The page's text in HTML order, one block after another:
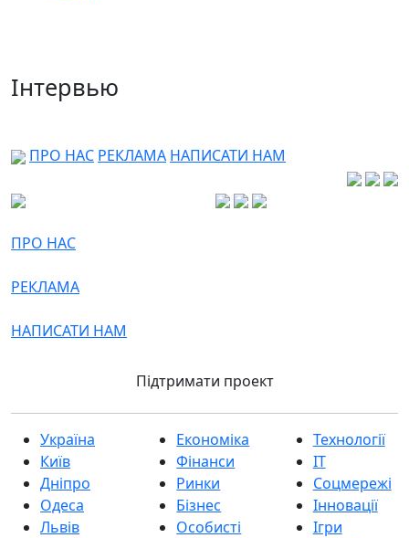
Інтервью
ПРО НАС РЕКЛАМА НАПИСАТИ НАМ
ПРО НАС
РЕКЛАМА
НАПИСАТИ НАМ
Підтримати проект
Україна
Київ
Дніпро
Одеса
Львів
Економіка
Фінанси
Ринки
Бізнес
Особисті
Технології
IT
Соцмережі
Інновації
Ігри